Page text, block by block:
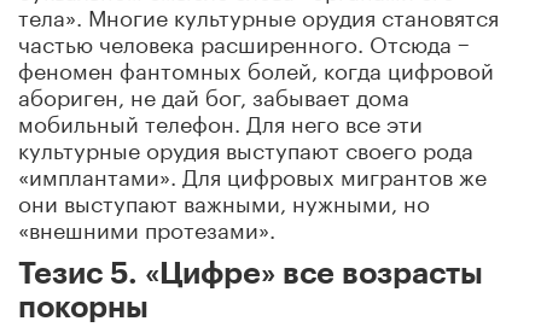
тела». Многие культурные орудия становятся
частью человека расширенного. Отсюда −
феномен фантомных болей, когда цифровой
абориген, не дай бог, забывает дома
мобильный телефон. Для него все эти
культурные орудия выступают своего рода
«имплантами». Для цифровых мигрантов же
они выступают важными, нужными, но
«внешними протезами».
Тезис 5. «Цифре» все возрасты
покорны